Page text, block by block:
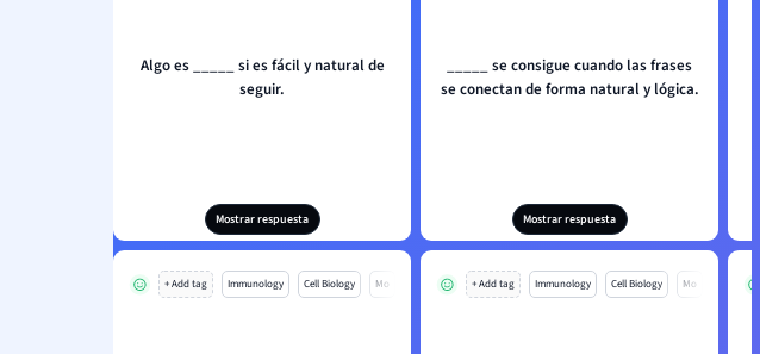
Algo es _____ si es fácil y natural de
seguir.
Mostrar respuesta
_____ se consigue cuando las frases
se conectan de forma natural y lógica.
Mostrar respuesta
+ Add tag Immunology Cell Biology Mo + Add tag Immunology Cell Biology Mo